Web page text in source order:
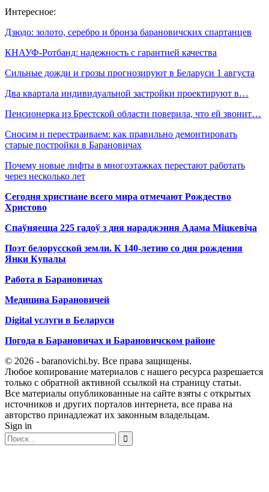
Интересное:
Дзюдо: золото, серебро и бронза барановичских спартанцев
КНАУФ-Ротбанд: надежность с гарантией качества
Сильные дожди и грозы прогнозируют в Беларуси 1 августа
Два квартала индивидуальной застройки проектируют в…
Пенсионерка из Брестской области поверила, что ей звонит…
Сносим и перестраиваем: как правильно демонтировать
старые постройки в Барановичах
Почему новые лифты в многоэтажках перестают работать
через несколько лет
Сегодня христиане всего мира отмечают Рождество
Христово
Спаўняецца 225 гадоў з дня нараджэння Адама Міцкевіча
Поэт белорусской земли. К 140-летию со дня рождения
Янки Купалы
Работа в Барановичах
Медицина Барановичей
Digital услуги в Беларуси
Погода в Барановичах и Барановичском районе
© 2026 - baranovichi.by. Все права защищены.
Любое копирование материалов с нашего ресурса разрешается
только с обратной активной ссылкой на страницу статьи.
Все материалы опубликованные на сайте взяты с открытых
источников и других порталов интернета, все права на
авторство принадлежат их законным владельцам.
Sign in